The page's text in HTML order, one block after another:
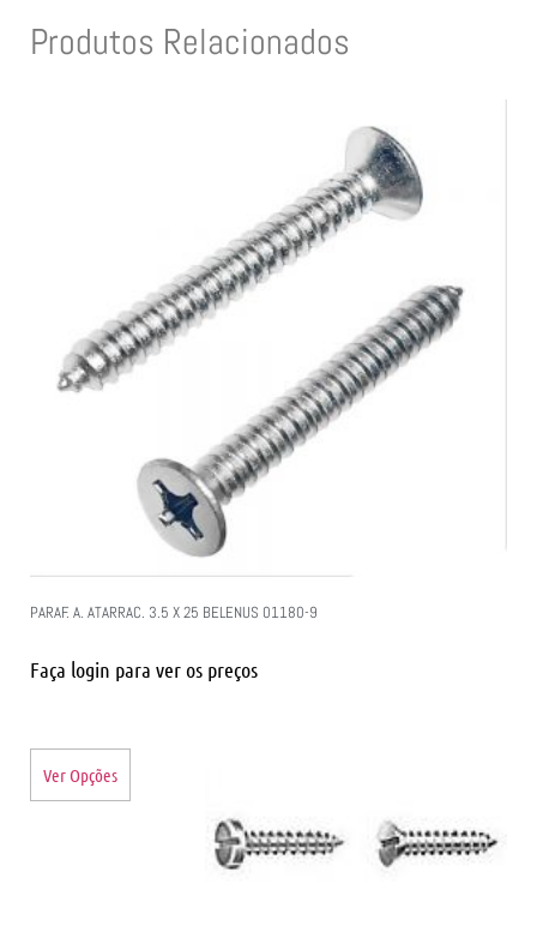
Produtos Relacionados
PARAF. A. ATARRAC. 3.5 X 25 BELENUS 01180-9
Faça login para ver os preços
Ver Opções